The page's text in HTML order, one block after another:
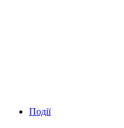
Події